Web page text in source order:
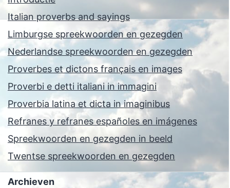
Italian proverbs and sayings
Limburgse spreekwoorden en gezegden
Nederlandse spreekwoorden en gezegden
Proverbes et dictons français en images
Proverbi e detti italiani in immagini
Proverbia latina et dicta in imaginibus
Refranes y refranes españoles en imágenes
Spreekwoorden en gezegden in beeld
Twentse spreekwoorden en gezegden
Archieven